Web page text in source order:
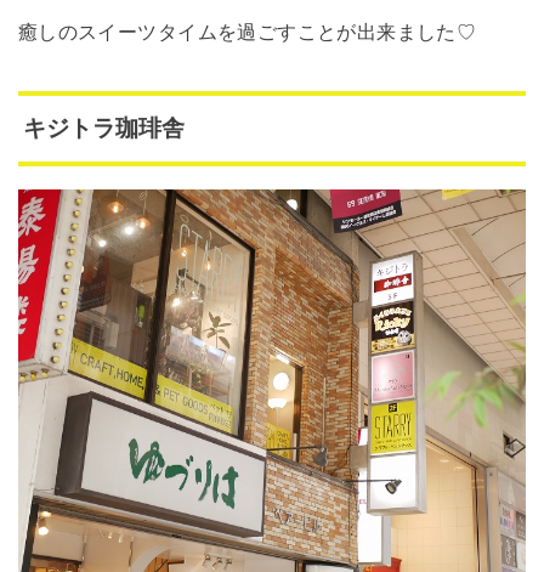
癒しのスイーツタイムを過ごすことが出来ました♡
キジトラ珈琲舎